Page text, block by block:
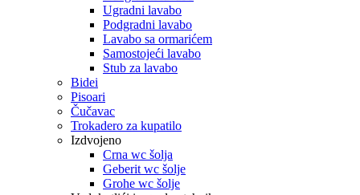
Ugradni lavabo
Podgradni lavabo
Lavabo sa ormarićem
Samostojeći lavabo
Stub za lavabo
Bidei
Pisoari
Čučavac
Trokadero za kupatilo
Izdvojeno
Crna wc šolja
Geberit wc šolje
Grohe wc šolje